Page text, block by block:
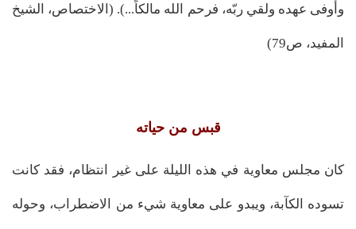
وأوفى عهده ولقي ربّه، فرحم الله مالكاً...). (الاختصاص، الشيخ
المفيد، ص79)
قبس من حياته
كان مجلس معاوية في هذه الليلة على غير انتظام، فقد كانت
تسوده الكآبة، ويبدو على معاوية شيء من الاضطراب، وحوله